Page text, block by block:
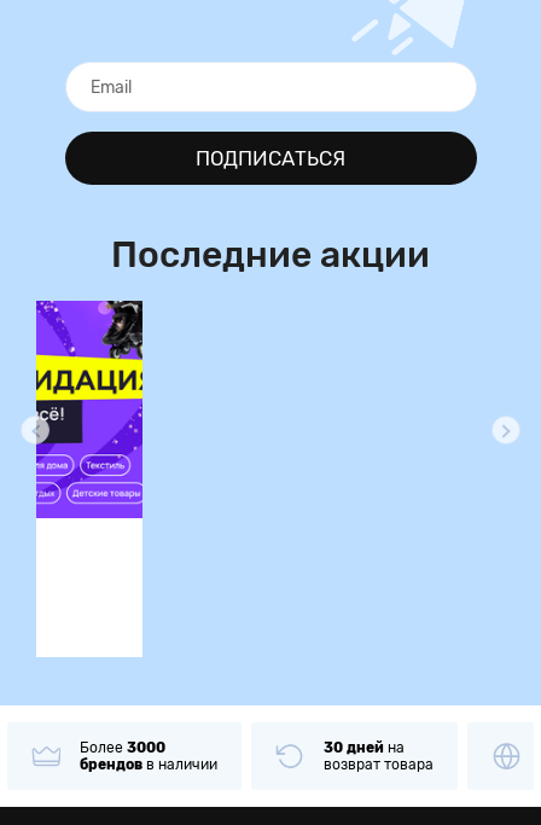
ПОДПИСАТЬСЯ
Последние акции
Более3000
брендовв наличии
30 днейна
возврат товара